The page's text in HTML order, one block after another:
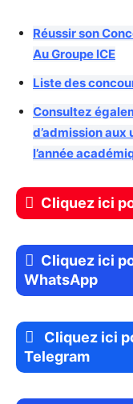
Réussir son
Au Groupe ICE
Liste des
Consultez
d’admission aux
l’année
Cliquez ici
Cliquez ici
WhatsApp
Cliquez ici
Telegram